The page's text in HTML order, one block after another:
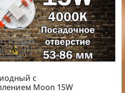
с
Moon 15W